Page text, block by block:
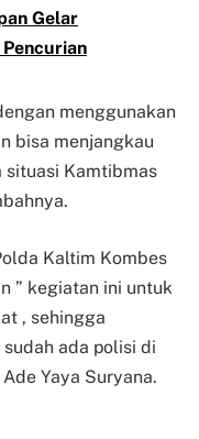
Gelar
menggunakan
bisa menjangkau
Kamtibmas
Kaltim Kombes
” kegiatan ini untuk
, sehingga
ada polisi di
Yaya Suryana.